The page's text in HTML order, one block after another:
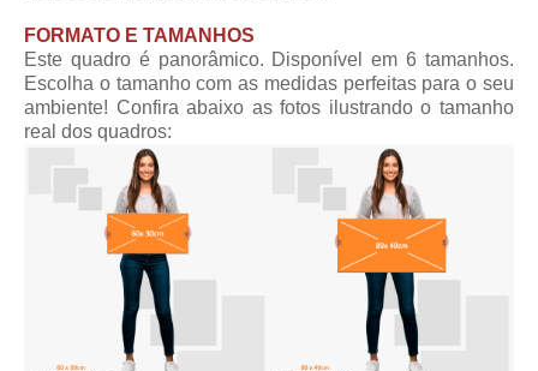
FORMATO E TAMANHOS
Este quadro é panorâmico. Disponível em 6 tamanhos.
Escolha o tamanho com as medidas perfeitas para o seu
ambiente! Confira abaixo as fotos ilustrando o tamanho
real dos quadros: